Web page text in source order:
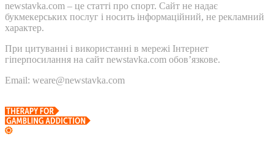
newstavka.com – це статті про спорт. Сайт не надає
букмекерських послуг і носить інформаційний, не рекламний
характер.
При цитуванні і використанні в мережі Інтернет
гіперпосилання на сайт newstavka.com обов’язкове.
Email: weare@newstavka.com